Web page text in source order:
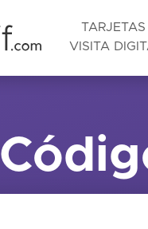
TARJETAS
VISITA